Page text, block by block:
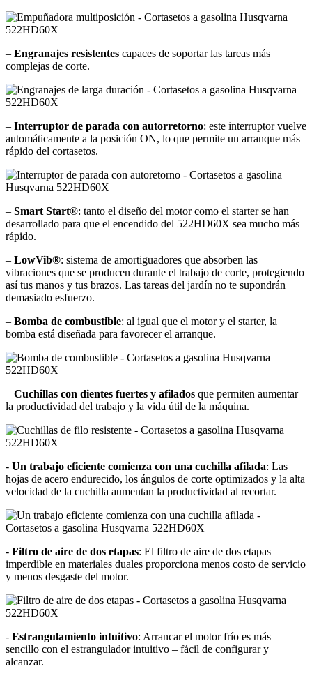
– Engranajes resistentes capaces de soportar las tareas más
complejas de corte.
– Interruptor de parada con autorretorno: este interruptor vuelve
automáticamente a la posición ON, lo que permite un arranque más
rápido del cortasetos.
– Smart Start®: tanto el diseño del motor como el starter se han
desarrollado para que el encendido del 522HD60X sea mucho más
rápido.
– LowVib®: sistema de amortiguadores que absorben las
vibraciones que se producen durante el trabajo de corte, protegiendo
así tus manos y tus brazos. Las tareas del jardín no te supondrán
demasiado esfuerzo.
– Bomba de combustible: al igual que el motor y el starter, la
bomba está diseñada para favorecer el arranque.
– Cuchillas con dientes fuertes y afilados que permiten aumentar
la productividad del trabajo y la vida útil de la máquina.
- Un trabajo eficiente comienza con una cuchilla afilada: Las
hojas de acero endurecido, los ángulos de corte optimizados y la alta
velocidad de la cuchilla aumentan la productividad al recortar.
- Filtro de aire de dos etapas: El filtro de aire de dos etapas
imperdible en materiales duales proporciona menos costo de servicio
y menos desgaste del motor.
- Estrangulamiento intuitivo: Arrancar el motor frío es más
sencillo con el estrangulador intuitivo – fácil de configurar y
alcanzar.